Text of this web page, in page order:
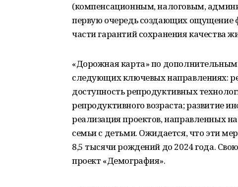
(компенсационным, налоговым,
первую очередь создающих ощущение
части гарантий сохранения качества
«Дорожная карта» по
следующих ключевых направлениях:
доступность репродуктивных
репродуктивного возраста; развитие
реализация проектов, направленных
семьи с детьми. Ожидается, что эти
8,5 тысячи рождений до 2024 года.
проект «Демография».